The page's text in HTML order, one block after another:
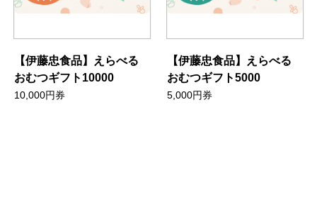
【伊藤忠食品】えらべる
おむつギフト10000
10,000円券
【伊藤忠食品】えらべる
おむつギフト5000
5,000円券